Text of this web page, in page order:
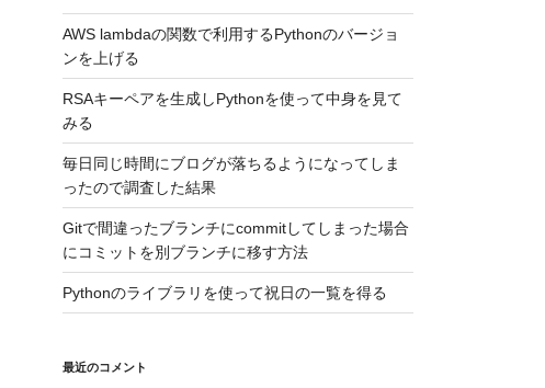
AWS lambdaの関数で利用するPythonのバージョ
ンを上げる
RSAキーペアを生成しPythonを使って中身を見て
みる
毎日同じ時間にブログが落ちるようになってしま
ったので調査した結果
Gitで間違ったブランチにcommitしてしまった場合
にコミットを別ブランチに移す方法
Pythonのライブラリを使って祝日の一覧を得る
最近のコメント